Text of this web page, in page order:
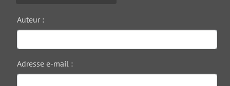
Auteur :
Adresse e-mail :